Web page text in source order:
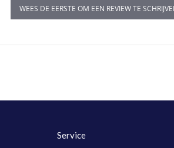
WEES DE EERSTE OM EEN REVIEW TE
Service